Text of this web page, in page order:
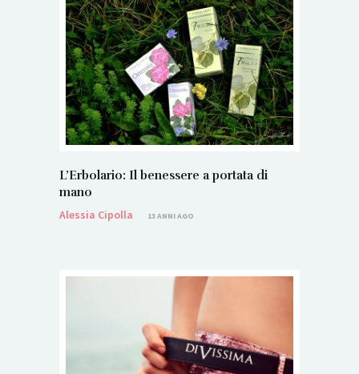
L’Erbolario: Il benessere a portata di
mano
Alessia Cipolla
13 ANNI AGO